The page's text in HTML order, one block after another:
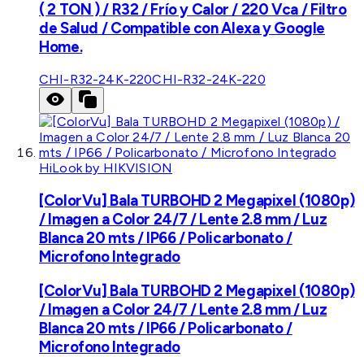
( 2 TON ) / R32 / Frío y Calor / 220 Vca / Filtro
de Salud / Compatible con Alexa y Google
Home.
CHI-R32-24K-220CHI-R32-24K-220
HiLook by HIKVISION
[ColorVu] Bala TURBOHD 2 Megapixel (1080p)
/ Imagen a Color 24/7 / Lente 2.8 mm / Luz
Blanca 20 mts / IP66 / Policarbonato /
Microfono Integrado
[ColorVu] Bala TURBOHD 2 Megapixel (1080p)
/ Imagen a Color 24/7 / Lente 2.8 mm / Luz
Blanca 20 mts / IP66 / Policarbonato /
Microfono Integrado